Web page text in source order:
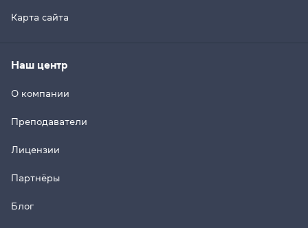
Карта сайта
Наш центр
О компании
Преподаватели
Лицензии
Партнёры
Блог